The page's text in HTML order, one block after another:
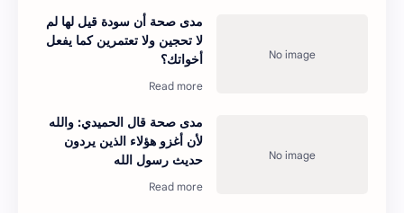
مدى صحة أن سودة قيل لها لم
لا تحجين ولا تعتمرين كما يفعل
أخواتك؟
مدى صحة قال الحميدي: والله
لأن أغزو هؤلاء الذين يردون
حديث رسول الله